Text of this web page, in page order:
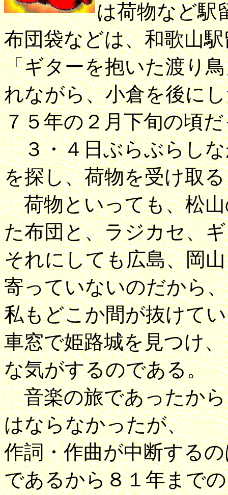
は荷物など駅
布団袋などは、和歌山
「ギターを抱いた渡り
れながら、小倉を後に
７５年の２月下旬の頃
３・４日ぶらぶらしな
を探し、荷物を受け取
荷物といっても、松山
た布団と、ラジカセ、
それにしても広島、岡
寄っていないのだから、
私もどこか間が抜けて
車窓で姫路城を見つけ
な気がするのである。
音楽の旅であったから
はならなかったが、
作詞・作曲が中断する
であるから８１年まで